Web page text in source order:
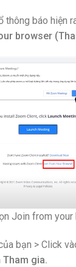
thông báo hiện
browser
Join from
bạn > Click
Tham gia.